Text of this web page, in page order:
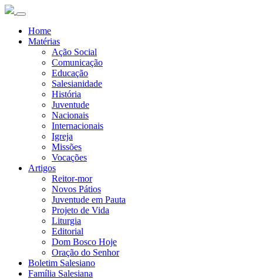
Home
Matérias
Ação Social
Comunicação
Educação
Salesianidade
História
Juventude
Nacionais
Internacionais
Igreja
Missões
Vocações
Artigos
Reitor-mor
Novos Pátios
Juventude em Pauta
Projeto de Vida
Liturgia
Editorial
Dom Bosco Hoje
Oração do Senhor
Boletim Salesiano
Família Salesiana